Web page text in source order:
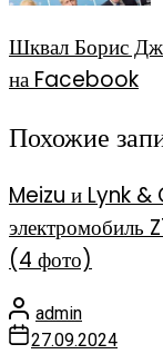
Шквал Борис
на Facebook
Похожие
Meizu и Lynk &
электромобиль
(4 фото)
admin
27.09.2024